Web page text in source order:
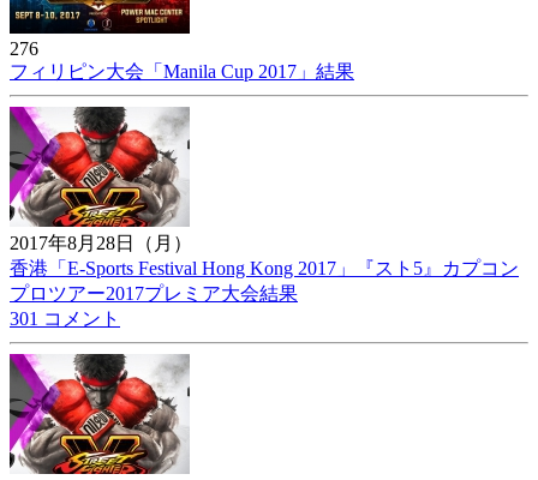
276
フィリピン大会「Manila Cup 2017」結果
2017年8月28日（月）
香港「E-Sports Festival Hong Kong 2017」『スト5』カプコン
プロツアー2017プレミア大会結果
301 コメント